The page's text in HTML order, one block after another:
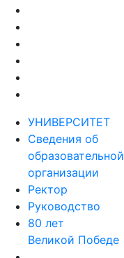
УНИВЕРСИТЕТ
Сведения об
образовательной
организации
Ректор
Руководство
80 лет
Великой Победе